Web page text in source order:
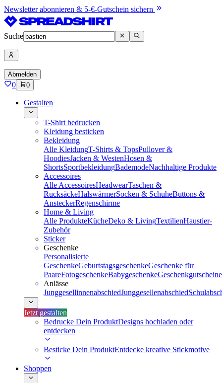
Newsletter abonnieren & 5-€-Gutschein sichern
Suche
Abmelden
0 0
Gestalten
T-Shirt bedrucken
Kleidung besticken
Bekleidung
Alle KleidungT-Shirts & TopsPullover &
HoodiesJacken & WestenHosen &
ShortsSportbekleidungBademodeNachhaltige Produkte
Accessoires
Alle AccessoiresHeadwearTaschen &
RucksäckeHalswärmerSocken & SchuheButtons &
AnsteckerRegenschirme
Home & Living
Alle ProdukteKücheDeko & LivingTextilienHaustier-
Zubehör
Sticker
Geschenke
Personalisierte
GeschenkeGeburtstagsgeschenkeGeschenke für
PaareFotogeschenkeBabygeschenkeGeschenkgutscheine
Anlässe
JunggesellinnenabschiedJunggesellenabschied
Jetzt gestalten
Bedrucke Dein ProduktDesigns hochladen oder
entdecken
Besticke Dein ProduktEntdecke kreative Stickmotive
Shoppen